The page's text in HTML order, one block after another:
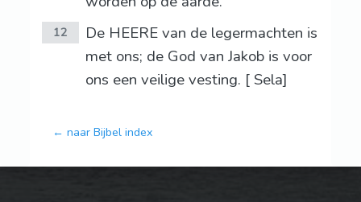
12
De HEERE van de legermachten is
met ons; de God van Jakob is voor
ons een veilige vesting. [ Sela]
← naar Bijbel index